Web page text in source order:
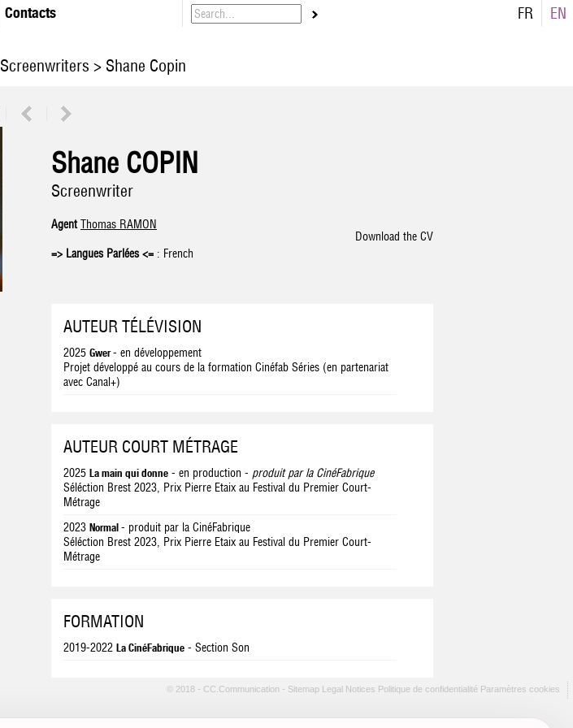
Contacts FR EN
Screenwriters> Shane Copin
Shane COPIN
Screenwriter
AgentThomas RAMON
Download the CV
=> Langues Parlées <= : French
AUTEUR TÉLÉVISION
2025 Gwer- en développement
Projet développé au cours de la formation Cinéfab Séries (en partenariat
avec Canal+)
AUTEUR COURT MÉTRAGE
2025 La main qui donne - en production - produit par la CinéFabrique
Séléction Brest 2023, Prix Pierre Etaix au Festival du Premier Court-
Métrage
2023 Normal - produit par la CinéFabrique
Séléction Brest 2023, Prix Pierre Etaix au Festival du Premier Court-
Métrage
FORMATION
2019-2022 La CinéFabrique - Section Son
© 2018 - CC.Communication - Sitemap Legal Notices Politique de confidentialité Paramètres cookies